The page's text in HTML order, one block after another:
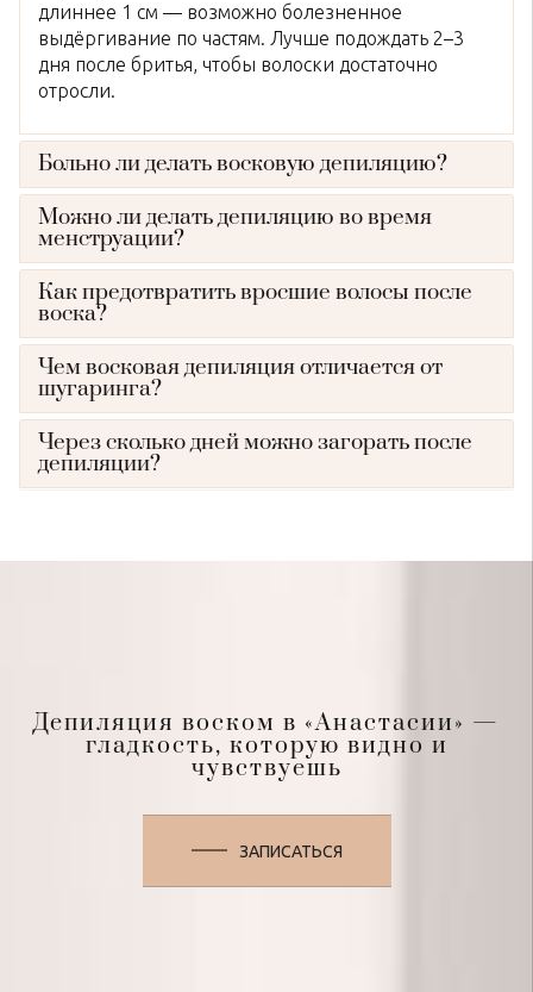
длиннее 1 см — возможно болезненное
выдёргивание по частям. Лучше подождать 2–3
дня после бритья, чтобы волоски достаточно
отросли.
Больно ли делать восковую депиляцию?
Можно ли делать депиляцию во время
менструации?
Как предотвратить вросшие волосы после
воска?
Чем восковая депиляция отличается от
шугаринга?
Через сколько дней можно загорать после
депиляции?
Депиляция воском в «Анастасии» —
гладкость, которую видно и
чувствуешь
ЗАПИСАТЬСЯ